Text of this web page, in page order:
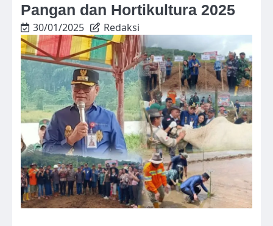
Pangan dan Hortikultura 2025
30/01/2025 Redaksi